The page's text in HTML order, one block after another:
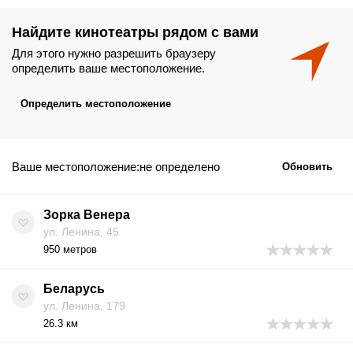
Найдите кинотеатры рядом с вами
Для этого нужно разрешить браузеру
определить ваше местоположение.
Определить местоположение
Ваше местоположение:не определено Обновить
Зорка Венера
ул. Ленина, 45
950 метров
Беларусь
ул. Ленина, 179
26.3 км